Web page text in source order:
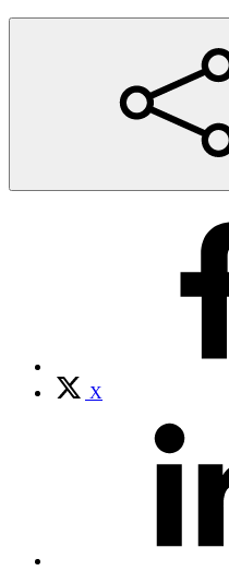
X